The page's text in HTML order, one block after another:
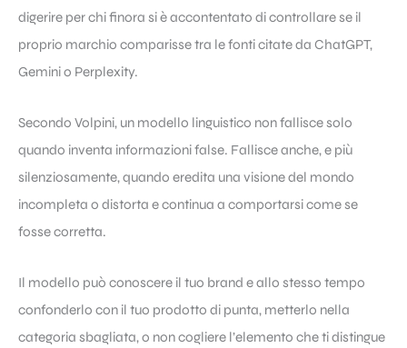
digerire per chi finora si è accontentato di controllare se il
proprio marchio comparisse tra le fonti citate da ChatGPT,
Gemini o Perplexity.
Secondo Volpini, un modello linguistico non fallisce solo
quando inventa informazioni false. Fallisce anche, e più
silenziosamente, quando eredita una visione del mondo
incompleta o distorta e continua a comportarsi come se
fosse corretta.
Il modello può conoscere il tuo brand e allo stesso tempo
confonderlo con il tuo prodotto di punta, metterlo nella
categoria sbagliata, o non cogliere l’elemento che ti distingue